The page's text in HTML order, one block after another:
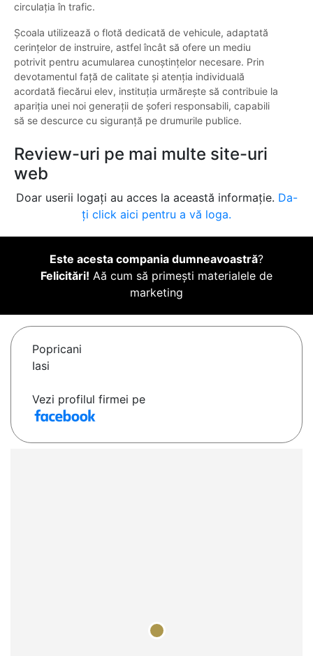
circulația în trafic.
Școala utilizează o flotă dedicată de vehicule, adaptată
cerințelor de instruire, astfel încât să ofere un mediu
potrivit pentru acumularea cunoștințelor necesare. Prin
devotamentul față de calitate și atenția individuală
acordată fiecărui elev, instituția urmărește să contribuie la
apariția unei noi generații de șoferi responsabili, capabili
să se descurce cu siguranță pe drumurile publice.
Review-uri pe mai multe site-uri
web
Doar userii logați au acces la această informație. Da-
ți click aici pentru a vă loga.
Este acesta compania dumneavoastră?
Felicitări! Aă cum să primești materialele de
marketing
Popricani
Iasi
Vezi profilul firmei pe